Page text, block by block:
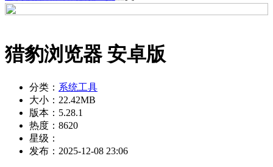
猎豹浏览器 安卓版
分类： 系统工具
大小： 22.42MB
版本： 5.28.1
热度： 8620
星级：
发布： 2025-12-08 23:06